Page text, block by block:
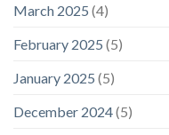
March 2025 (4)
February 2025 (5)
January 2025 (5)
December 2024(5)